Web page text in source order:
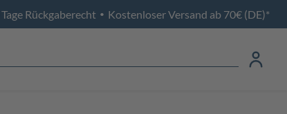
Rückgaberecht • Kostenloser Versand ab 70€ (DE)*